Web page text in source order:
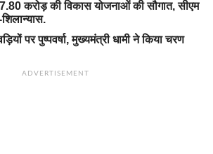
करोड़ की विकास योजनाओं की सौगात, सीएम
पर पुष्पवर्षा, मुख्यमंत्री धामी ने किया चरण
ADVERTISEMENT